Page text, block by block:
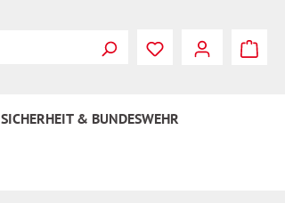
SICHERHEIT & BUNDESWEHR